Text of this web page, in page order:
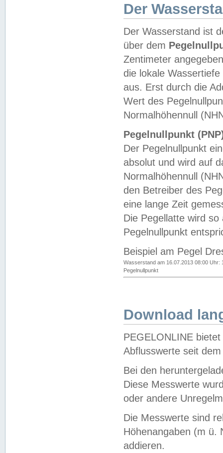
Der
Der Wasserstand ist
über dem
Zentimeter
die lokale
aus. Erst durch die
Wert des
Normalhöhennull
Pegelnullpunkt
Der Pegelnullpunkt
absolut und wird auf
Normalhöhennull
den Betreiber des
eine lange Zeit
Die Pegellatte wird
Pegelnullpunkt
Beispiel am Pegel
Wasserstand am 16.07.2013 08:00 Uhr:
Pegelnullpunkt
Download
PEGELONLINE
Abflusswerte seit
Bei den
Diese Messwerte
oder andere
Die Messwerte sind
Höhenangaben (m ü.
addieren.